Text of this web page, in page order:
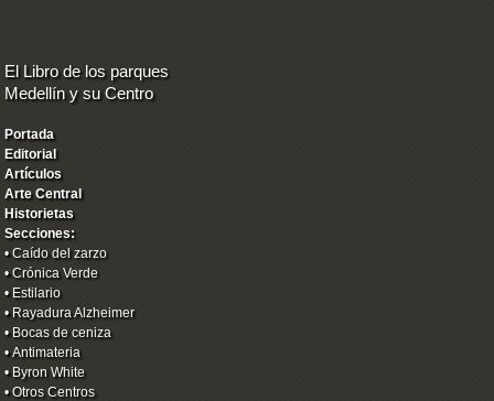
El Libro de los parques
Medellín y su Centro
Portada
Editorial
Artículos
Arte Central
Historietas
Secciones:
•Caído del zarzo
•Crónica Verde
•Estilario
•Rayadura Alzheimer
•Bocas de ceniza
•Antimateria
•Byron White
•Otros Centros